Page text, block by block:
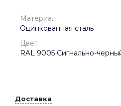
Материал
Оцинкованная сталь
Цвет
RAL 9005 Сигнально-
Доставка